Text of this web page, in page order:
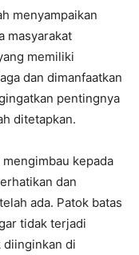
menyampaikan
masyarakat
memiliki
dan dimanfaatkan
pentingnya
ditetapkan.
kepada
dan
ada. Patok batas
tidak terjadi
diinginkan di